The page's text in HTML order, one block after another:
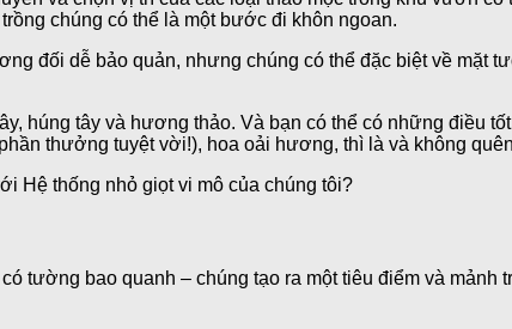
chúng có thể là một bước đi khôn ngoan.
đối dễ bảo quản, nhưng chúng có thể đặc biệt về mặt
húng tây và hương thảo. Và bạn có thể có những điều
thưởng tuyệt vời!), hoa oải hương, thì là và không
Hệ thống nhỏ giọt vi mô của chúng tôi?
tường bao quanh – chúng tạo ra một tiêu điểm và mảnh